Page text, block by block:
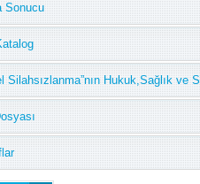
Sonucu
Silahsızlanma”nın Hukuk,Sağlık